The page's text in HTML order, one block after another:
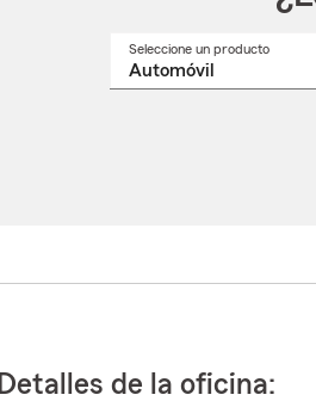
Seleccione un producto
Detalles de la oficina: